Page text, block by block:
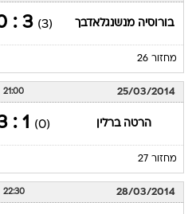
בורוסיה מנשנגלאדבך (3)
3 : 0
מחזור 26
25/03/2014
21:00
הרטה ברלין (0)
1 : 3
מחזור 27
28/03/2014
22:30